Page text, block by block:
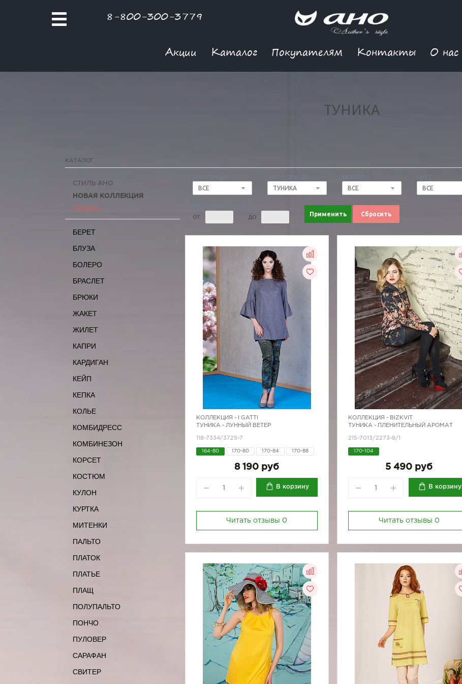
8-800-300-3779
Акции Каталог Покупателям Контакты О нас
ТУНИКА
КАТАЛОГ
КОЛЛЕКЦИЯ
ВСЕ
ТИП ОДЕЖДЫ
ТУНИКА
РАЗМЕР
ВСЕ
ЦВЕТ
ВСЕ
ОТ ДО Применить Сбросить
СТИЛЬ АНО
НОВАЯ КОЛЛЕКЦИЯ
СКИДКА
БЕРЕТ
БЛУЗА
БОЛЕРО
БРАСЛЕТ
БРЮКИ
ЖАКЕТ
ЖИЛЕТ
КАПРИ
КАРДИГАН
КЕЙП
КЕПКА
КОЛЬЕ
КОМБИДРЕСС
КОМБИНЕЗОН
КОРСЕТ
КОСТЮМ
КУЛОН
КУРТКА
МИТЕНКИ
ПАЛЬТО
ПЛАТОК
ПЛАТЬЕ
ПЛАЩ
ПОЛУПАЛЬТО
ПОНЧО
ПУЛОВЕР
САРАФАН
СВИТЕР
КОЛЛЕКЦИЯ -
I GATTI
ТУНИКА - ЛУННЫЙ ВЕТЕР
118-7334/3725-7
164-80 170-80 170-84 170-88
8 190 руб
В корзину
Читать отзывы 0
КОЛЛЕКЦИЯ - BIZKVIT
ТУНИКА - ПЛЕНИТЕЛЬНЫЙ АРОМАТ
215-7013/2273-8/1
170-104
5 490 руб
В корзину
Читать отзывы 0